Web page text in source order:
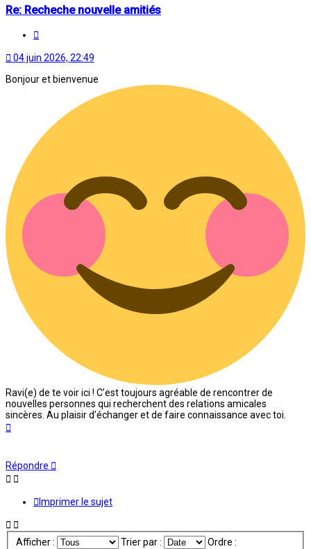
Re: Recheche nouvelle amitiés
04 juin 2026, 22:49
Bonjour et bienvenue
Ravi(e) de te voir ici ! C’est toujours agréable de rencontrer de
nouvelles personnes qui recherchent des relations amicales
sincères. Au plaisir d’échanger et de faire connaissance avec toi.
Répondre
Imprimer le sujet
Afficher : Trier par : Ordre :